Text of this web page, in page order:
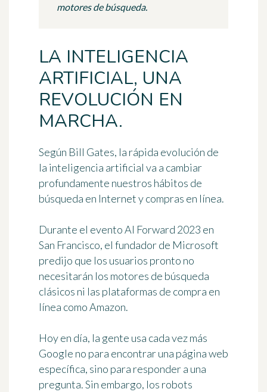
motores de búsqueda.
LA INTELIGENCIA
ARTIFICIAL, UNA
REVOLUCIÓN EN
MARCHA.
Según Bill Gates, la rápida evolución de
la inteligencia artificial va a cambiar
profundamente nuestros hábitos de
búsqueda en Internet y compras en línea.
Durante el evento AI Forward 2023 en
San Francisco, el fundador de Microsoft
predijo que los usuarios pronto no
necesitarán los motores de búsqueda
clásicos ni las plataformas de compra en
línea como Amazon.
Hoy en día, la gente usa cada vez más
Google no para encontrar una página web
específica, sino para responder a una
pregunta. Sin embargo, los robots